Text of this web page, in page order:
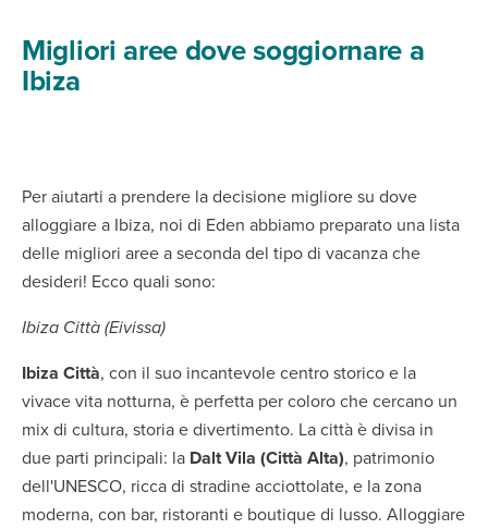
Migliori aree dove soggiornare a
Ibiza
Per aiutarti a prendere la decisione migliore su dove
alloggiare a Ibiza, noi di Eden abbiamo preparato una lista
delle migliori aree a seconda del tipo di vacanza che
desideri! Ecco quali sono:
Ibiza Città (Eivissa)
Ibiza Città, con il suo incantevole centro storico e la
vivace vita notturna, è perfetta per coloro che cercano un
mix di cultura, storia e divertimento. La città è divisa in
due parti principali: la Dalt Vila (Città Alta), patrimonio
dell'UNESCO, ricca di stradine acciottolate, e la zona
moderna, con bar, ristoranti e boutique di lusso. Alloggiare